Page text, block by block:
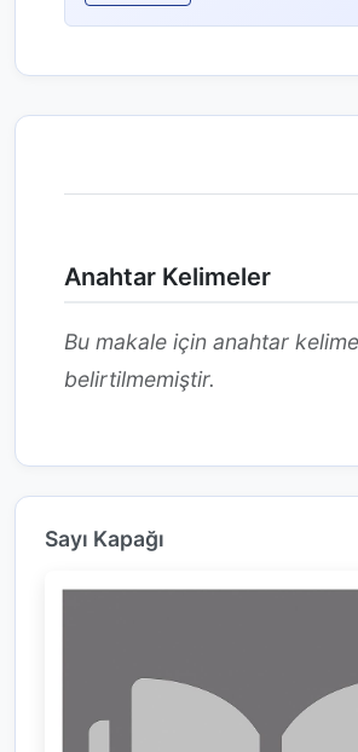
Anahtar Kelimeler
Bu makale için anahtar kelime
belirtilmemiştir.
Sayı Kapağı